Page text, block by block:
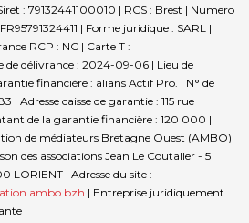
: 79132441100010 | RCS : Brest | Numero
| Forme juridique : SARL |
RCP : NC | Carte T :
délivrance : 2024-09-06 | Lieu de
financière : alians Actif Pro. | N° de
| Adresse caisse de garantie : 115 rue
de la garantie financière : 120 000 |
de médiateurs Bretagne Ouest (AMBO)
des associations Jean Le Coutaller - 5
LORIENT | Adresse du site :
| Entreprise juridiquement